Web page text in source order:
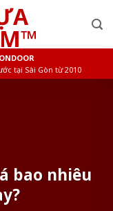
tại Sài Gòn từ 2010
bao nhiêu